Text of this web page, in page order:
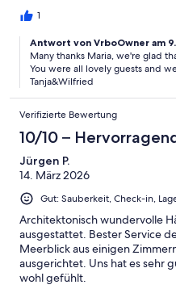
spacious and very functional.
1
Antwort von VrboOwner am
Many thanks Maria, we're glad
You were all lovely guests and
Tanja&Wilfried
Verifizierte Bewertung
10/10 –
Jürgen P.
14. März 2026
Gut: Sauberkeit, Check-in,
Architektonisch wundervolle
ausgestattet. Bester Service
Meerblick aus einigen
ausgerichtet. Uns hat es sehr
wohl gefühlt.